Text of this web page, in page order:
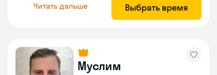
Читать дальше Выбрать время
Муслим